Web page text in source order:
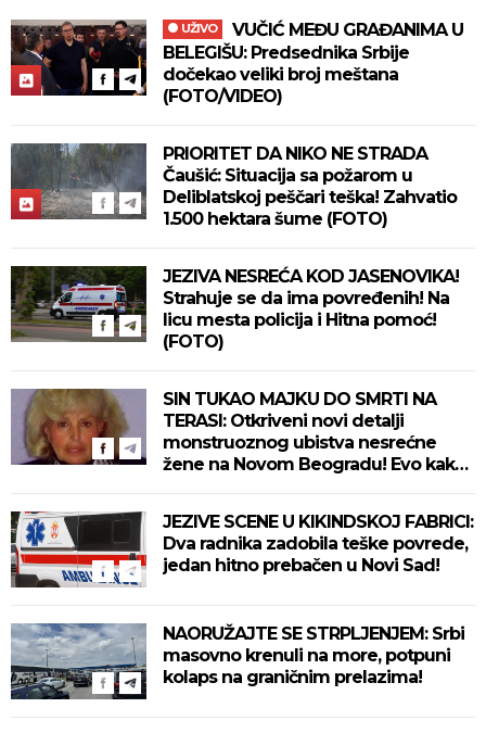
UŽIVO
BELEGIŠU: Predsednika Srbije
dočekao veliki broj meštana
(FOTO/VIDEO)
PRIORITET DA NIKO NE STRADA
Čaušić: Situacija sa požarom u
Deliblatskoj peščari teška! Zahvatio
1.500 hektara šume (FOTO)
JEZIVA NESREĆA KOD JASENOVIKA!
Strahuje se da ima povređenih! Na
licu mesta policija i Hitna pomoć!
(FOTO)
SIN TUKAO MAJKU DO SMRTI NA
TERASI: Otkriveni novi detalji
monstruoznog ubistva nesrećne
žene na Novom Beogradu! Evo kako
JEZIVE SCENE U KIKINDSKOJ FABRICI:
Dva radnika zadobila teške povrede,
jedan hitno prebačen u Novi Sad!
NAORUŽAJTE SE STRPLJENJEM: Srbi
masovno krenuli na more, potpuni
kolaps na graničnim prelazima!